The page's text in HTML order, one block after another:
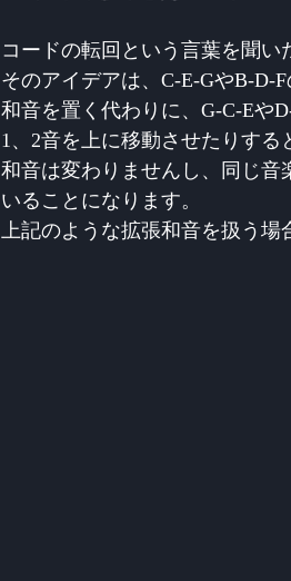
コードの転回という言葉を聞い
そのアイデアは、C-E-GやB-D-
和音を置く代わりに、G-C-Eや
1、2音を上に移動させたりする
和音は変わりませんし、同じ音
いることになります。
上記のような拡張和音を扱う